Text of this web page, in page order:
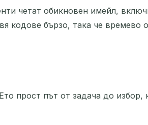
четат обикновен имейл,
кодове бързо, така че времево
прост път от задача до избор,